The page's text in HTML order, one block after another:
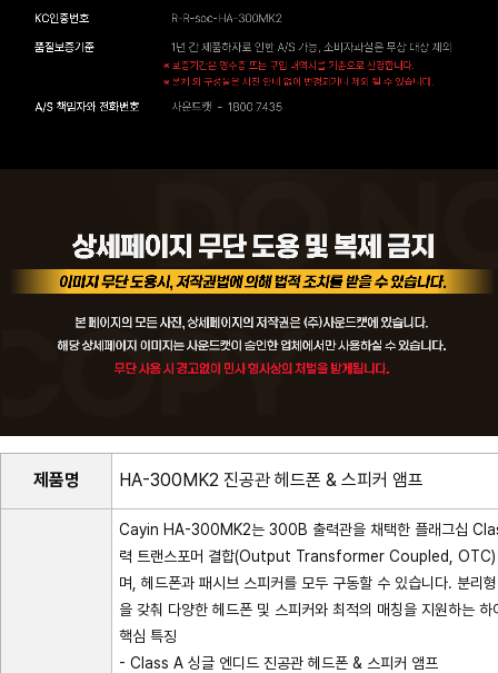
제품명 HA-300MK2 진공관 헤드폰 & 스피커 앰프
Cayin HA-300MK2는 300B 출력관을 채택한 플래그십
력 트랜스포머 결합(Output Transformer Coupled, OTC)
며, 헤드폰과 패시브 스피커를 모두 구동할 수 있습니다. 분리
을 갖춰 다양한 헤드폰 및 스피커와 최적의 매칭을 지원하는
핵심 특징
- Class A 싱글 엔디드 진공관 헤드폰 & 스피커 앰프